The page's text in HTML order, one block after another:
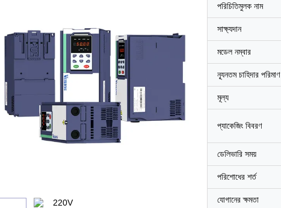
পরিচিতিমুলক নাম
সাক্ষ্যদান
মডেল নম্বার
ন্যূনতম চাহিদার পরিমাণ
মূল্য
প্যাকেজিং বিবরণ
ডেলিভারি সময়
পরিশোধের শর্ত
যোগানের ক্ষমতা